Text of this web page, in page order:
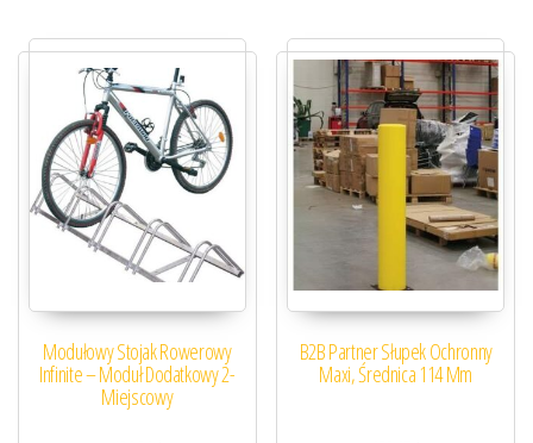
Modułowy Stojak Rowerowy
Infinite – Moduł Dodatkowy 2-
Miejscowy
B2B Partner Słupek Ochronny
Maxi, Średnica 114 Mm